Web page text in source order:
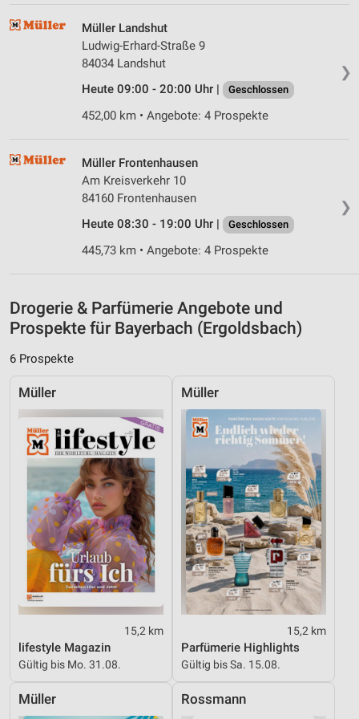
❯
Müller Landshut
Ludwig-Erhard-Straße 9
84034 Landshut
Heute 09:00 - 20:00 Uhr |
Geschlossen
452,00 km • Angebote: 4 Prospekte
❯
Müller Frontenhausen
Am Kreisverkehr 10
84160 Frontenhausen
Heute 08:30 - 19:00 Uhr |
Geschlossen
445,73 km • Angebote: 4 Prospekte
Drogerie & Parfümerie Angebote und
Prospekte für Bayerbach (Ergoldsbach)
6 Prospekte
Müller
15,2 km
lifestyle Magazin
Gültig bis Mo. 31.08.
Müller
15,2 km
Parfümerie Highlights
Gültig bis Sa. 15.08.
Müller Rossmann
personalisierter Werbung
Erstellung von Profilen zur Personalisierung
von Inhalten
personalisierter Inhalte
Messung der Performance von Inhalten
Analyse von Zielgruppen durch Statistiken oder
Kombinationen von Daten aus verschiedenen
Verwendung reduzierter Daten zur Auswahl von
Inhalten
Informationen identifizieren
Nicht-IAB-Verarbeitungszwecke:
Notwendig
Performance
Funktional
Werbung